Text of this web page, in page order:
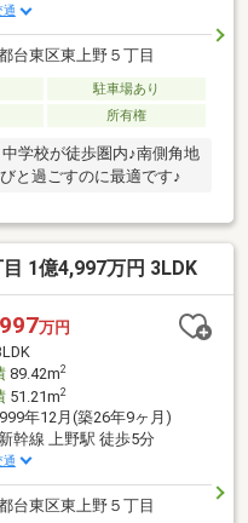
通
台東区東上野５丁目
駐車場あり
所有権
学校が徒歩圏内♪南側角地
と過ごすのに最適です♪
1億4,997万円 3LDK
万円
89.42m2
51.21m2
年12月(築26年9ヶ月)
幹線 上野駅 徒歩5分
通
台東区東上野５丁目